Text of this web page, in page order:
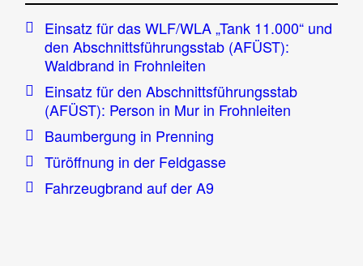
Einsatz für das WLF/WLA „Tank 11.000“ und
den Abschnittsführungsstab (AFÜST):
Waldbrand in Frohnleiten
Einsatz für den Abschnittsführungsstab
(AFÜST): Person in Mur in Frohnleiten
Baumbergung in Prenning
Türöffnung in der Feldgasse
Fahrzeugbrand auf der A9